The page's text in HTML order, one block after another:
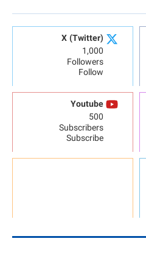
X (Twitter)
1,000
Followers
Follow
Youtube
500
Subscribers
Subscribe